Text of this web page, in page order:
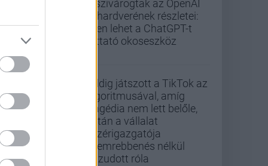
Kiszivárogtak az OpenAI
új hardverének részletei:
ilyen lehet a ChatGPT-t
futtató okoseszköz
Addig játszott a TikTok az
algoritmusával, amíg
tragédia nem lett belőle,
aztán a vállalat
vezérigazgatója
szemrebbenés nélkül
hazudott róla